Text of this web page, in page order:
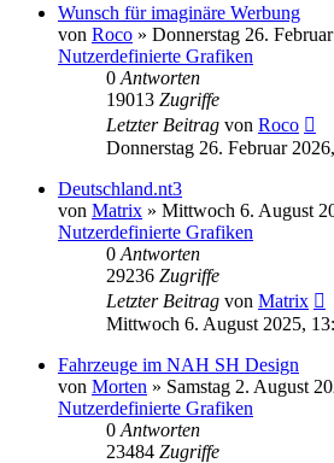
Wunsch für imaginäre Werbung
von Roco » Donnerstag 26.
Nutzerdefinierte Grafiken
0 Antworten
19013 Zugriffe
Letzter Beitrag von Roco
Donnerstag 26. Februar
Deutschland.nt3
von Matrix » Mittwoch 6. August
Nutzerdefinierte Grafiken
0 Antworten
29236 Zugriffe
Letzter Beitrag von Matrix
Mittwoch 6. August 2025,
Fahrzeuge im NAH SH Design
von Morten » Samstag 2. August
Nutzerdefinierte Grafiken
0 Antworten
23484 Zugriffe